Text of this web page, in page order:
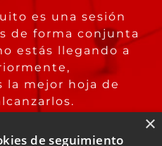
es una sesión
de forma conjunta
estás llegando a
la mejor hoja de
hacer para
de seguimiento
×